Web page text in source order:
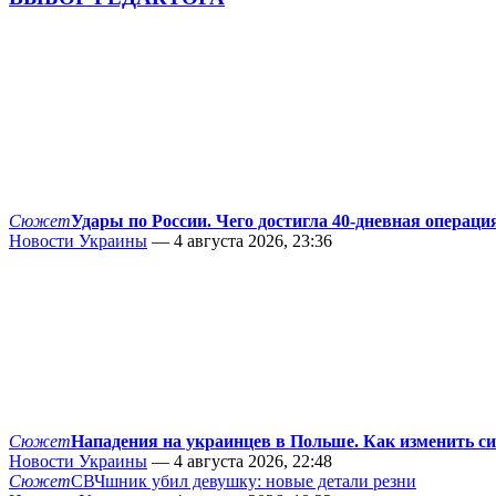
СюжетУдары по России. Чего достигла 40-дневная
Новости Украины — 4 августа 2026, 23:36
СюжетНападения на украинцев в Польше. Как изменить
Новости Украины — 4 августа 2026, 22:48
СюжетСВЧшник убил девушку: новые детали резни